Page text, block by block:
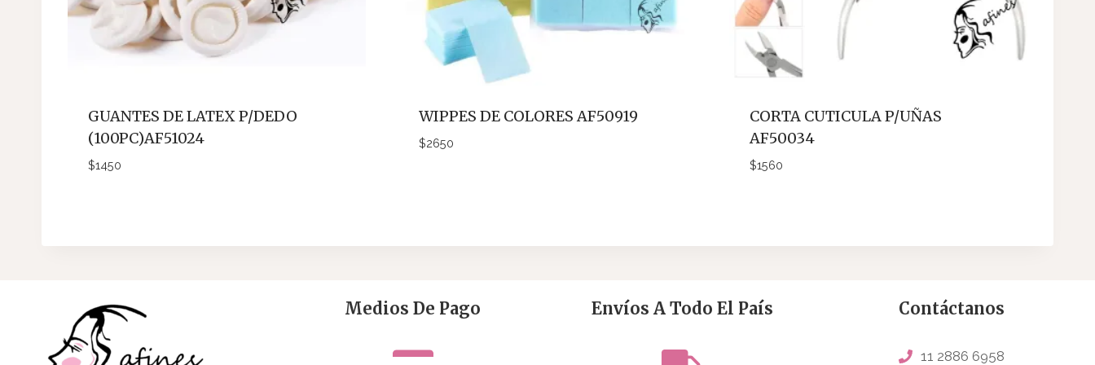
GUANTES DE LATEX P/DEDO
(100PC)AF51024
$1450
WIPPES DE COLORES AF50919
$2650
CORTA CUTICULA P/UÑAS
AF50034
$1560
Medios De Pago Envíos A Todo El País Contáctanos
11 2886 6958